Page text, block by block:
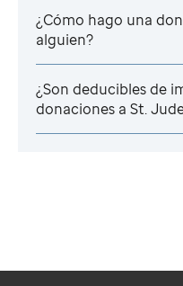
¿Cómo hago una
alguien?
¿Son deducibles de
donaciones a St.